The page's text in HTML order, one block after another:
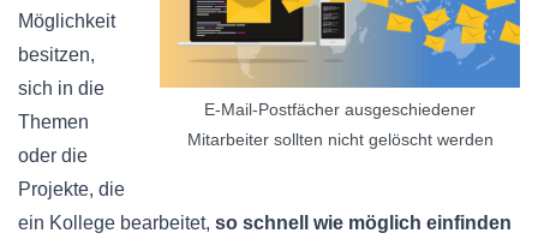
E-Mail-Postfächer ausgeschiedener
Mitarbeiter sollten nicht gelöscht werden
Möglichkeit
besitzen,
sich in die
Themen
oder die
Projekte, die
ein Kollege bearbeitet, so schnell wie möglich einfinden